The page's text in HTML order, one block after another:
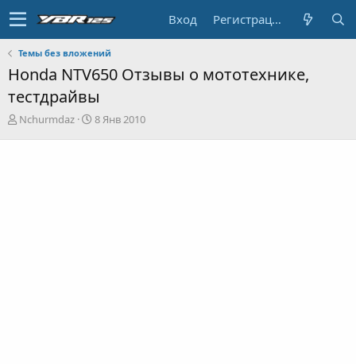
Вход Регистрация
Темы без вложений
Honda NTV650 Отзывы о мототехнике,
тестдрайвы
А
Nchurmdaz
Д
8 Янв 2010